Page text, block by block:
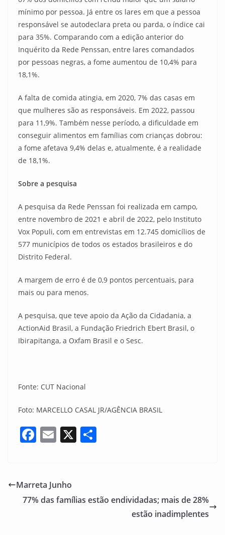
mínimo por pessoa. Já entre os lares em que a pessoa
responsável se autodeclara preta ou parda, o índice cai
para 35%. Comparando com a edição anterior do
Inquérito da Rede Penssan, entre lares comandados
por pessoas negras, a fome aumentou de 10,4% para
18,1%.
A falta de comida atingia, em 2020, 7% das casas em
que mulheres são as responsáveis. Em 2022, passou
para 11,9%. Também nesse período, a dificuldade em
conseguir alimentos em famílias com crianças dobrou:
a fome afetava 9,4% delas e, atualmente, é a realidade
de 18,1%.
Sobre a pesquisa
A pesquisa da Rede Penssan foi realizada em campo,
entre novembro de 2021 e abril de 2022, pelo Instituto
Vox Populi, com em entrevistas em 12.745 domicílios de
577 municípios de todos os estados brasileiros e do
Distrito Federal.
A margem de erro é de 0,9 pontos percentuais, para
mais ou para menos.
A pesquisa, que teve apoio da Ação da Cidadania, a
ActionAid Brasil, a Fundação Friedrich Ebert Brasil, o
Ibirapitanga, a Oxfam Brasil e o Sesc.
Fonte: CUT Nacional
Foto: MARCELLO CASAL JR/AGÊNCIA BRASIL
F
e
b
E
l
X
Marreta Junho
77% das famílias estão endividadas; mais de 28%
estão inadimplentes